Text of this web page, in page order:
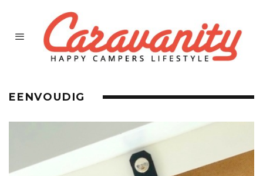
EENVOUDIG